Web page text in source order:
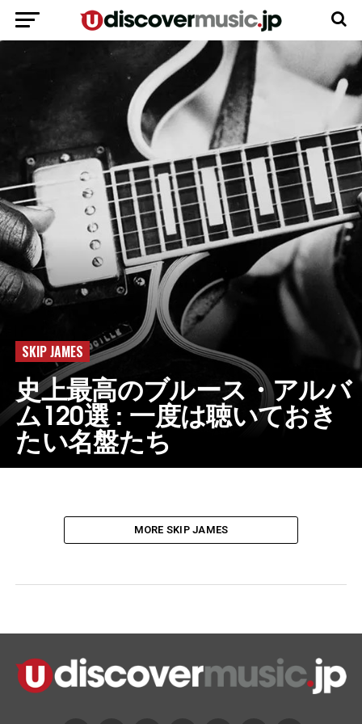
SKIP JAMES
史上最高のブルース・アルバ
ム120選 : 一度は聴いておき
たい名盤たち
MORE SKIP JAMES